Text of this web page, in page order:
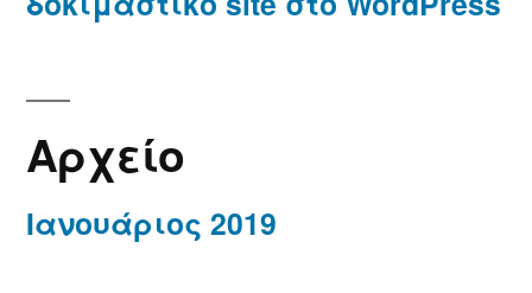
Αρχείο
Ιανουάριος 2019